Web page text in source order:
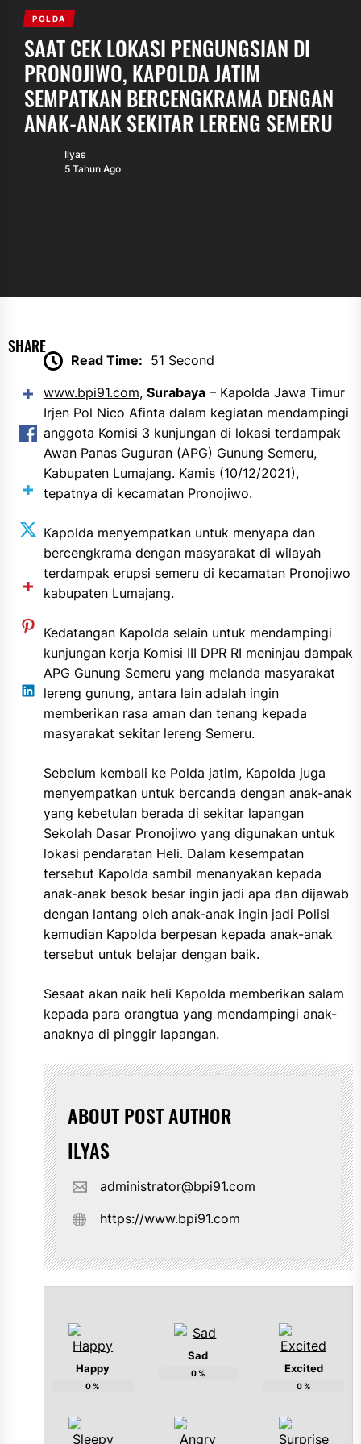
POLDA
SAAT CEK LOKASI PENGUNGSIAN DI
PRONOJIWO, KAPOLDA JATIM
SEMPATKAN BERCENGKRAMA DENGAN
ANAK-ANAK SEKITAR LERENG SEMERU
Ilyas
5 Tahun Ago
SHARE
Read Time: 51 Second
www.bpi91.com, Surabaya– Kapolda Jawa Timur
Irjen Pol Nico Afinta dalam kegiatan mendampingi
anggota Komisi 3 kunjungan di lokasi terdampak
Awan Panas Guguran (APG) Gunung Semeru,
Kabupaten Lumajang. Kamis (10/12/2021),
tepatnya di kecamatan Pronojiwo.
Kapolda menyempatkan untuk menyapa dan
bercengkrama dengan masyarakat di wilayah
terdampak erupsi semeru di kecamatan Pronojiwo
kabupaten Lumajang.
Kedatangan Kapolda selain untuk mendampingi
kunjungan kerja Komisi III DPR RI meninjau dampak
APG Gunung Semeru yang melanda masyarakat
lereng gunung, antara lain adalah ingin
memberikan rasa aman dan tenang kepada
masyarakat sekitar lereng Semeru.
Sebelum kembali ke Polda jatim, Kapolda juga
menyempatkan untuk bercanda dengan anak-anak
yang kebetulan berada di sekitar lapangan
Sekolah Dasar Pronojiwo yang digunakan untuk
lokasi pendaratan Heli. Dalam kesempatan
tersebut Kapolda sambil menanyakan kepada
anak-anak besok besar ingin jadi apa dan dijawab
dengan lantang oleh anak-anak ingin jadi Polisi
kemudian Kapolda berpesan kepada anak-anak
tersebut untuk belajar dengan baik.
Sesaat akan naik heli Kapolda memberikan salam
kepada para orangtua yang mendampingi anak-
anaknya di pinggir lapangan.
ABOUT POST AUTHOR
ILYAS
administrator@bpi91.com
https://www.bpi91.com
Happy
0%
Sad
0% Excited
0%